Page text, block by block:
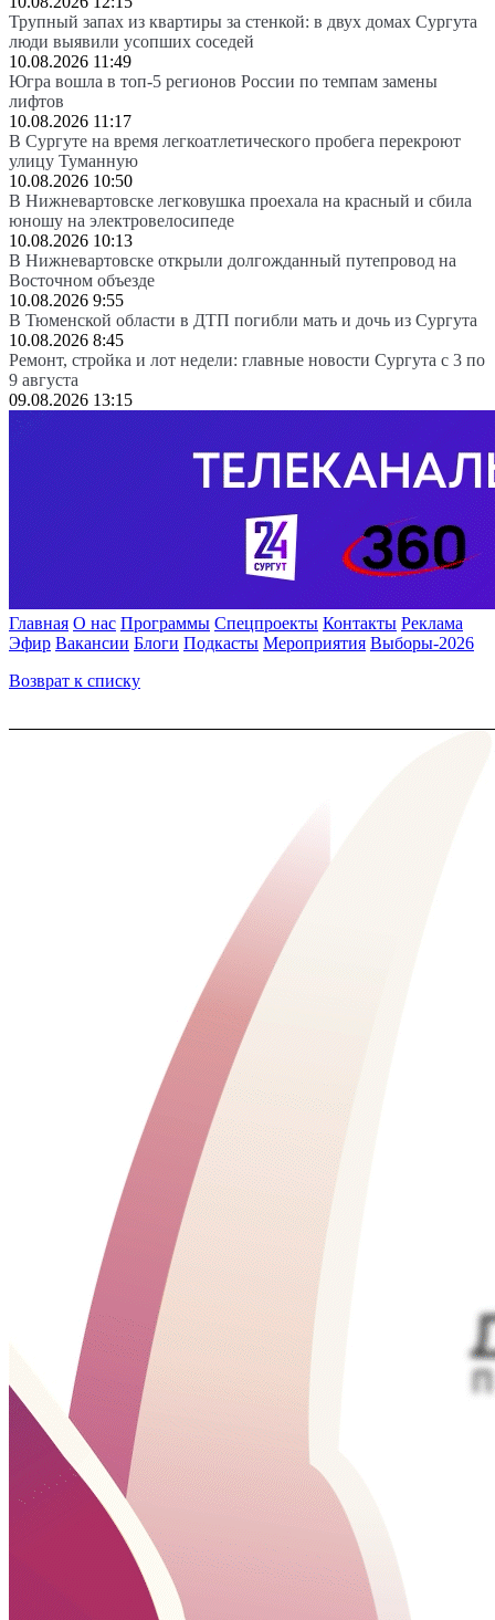
Трупный запах из квартиры за стенкой: в двух домах Сургута
люди выявили усопших соседей
10.08.2026 11:49
Югра вошла в топ-5 регионов России по темпам замены
лифтов
10.08.2026 11:17
В Сургуте на время легкоатлетического пробега перекроют
улицу Туманную
10.08.2026 10:50
В Нижневартовске легковушка проехала на красный и сбила
юношу на электровелосипеде
10.08.2026 10:13
В Нижневартовске открыли долгожданный путепровод на
Восточном объезде
10.08.2026 9:55
В Тюменской области в ДТП погибли мать и дочь из Сургута
10.08.2026 8:45
Ремонт, стройка и лот недели: главные новости Сургута с 3 по
9 августа
09.08.2026 13:15
Главная О нас Программы Спецпроекты Контакты Реклама
Эфир Вакансии Блоги Подкасты Мероприятия Выборы-2026
Возврат к списку